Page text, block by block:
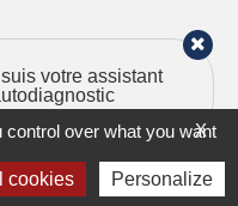
GENIUS AND CO
votre assistant
X
over what you want
cookies Personalize